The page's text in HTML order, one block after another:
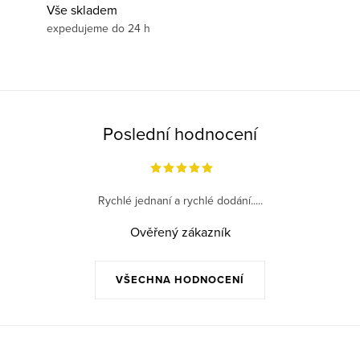
Vše skladem
expedujeme do 24 h
Poslední hodnocení
VŠECHNA HODNOCENÍ
Rychlé jednaní a rychlé dodání.....
Ověřený zákazník